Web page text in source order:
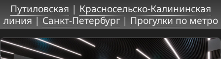
Путиловская | Красносельско-Калининская
линия|Санкт-Петербург|Прогулки по метро